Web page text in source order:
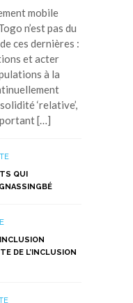
mobile
n’est pas du
ces dernières :
et acter
à la
‘relative’,
[…]
QUI
DE L’INCLUSION